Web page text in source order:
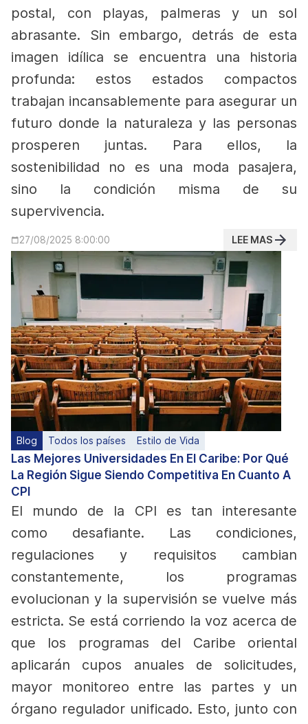
postal, con playas, palmeras y un sol
abrasante. Sin embargo, detrás de esta
imagen idílica se encuentra una historia
profunda: estos estados compactos
trabajan incansablemente para asegurar un
futuro donde la naturaleza y las personas
prosperen juntas. Para ellos, la
sostenibilidad no es una moda pasajera,
sino la condición misma de su
supervivencia.
27/08/2025 8:00:00 LEE MAS
Blog Todos los países Estilo de Vida
Las Mejores Universidades En El Caribe: Por Qué
La Región Sigue Siendo Competitiva En Cuanto A
CPI
El mundo de la CPI es tan interesante
como desafiante. Las condiciones,
regulaciones y requisitos cambian
constantemente, los programas
evolucionan y la supervisión se vuelve más
estricta. Se está corriendo la voz acerca de
que los programas del Caribe oriental
aplicarán cupos anuales de solicitudes,
mayor monitoreo entre las partes y un
órgano regulador unificado. Esto, junto con